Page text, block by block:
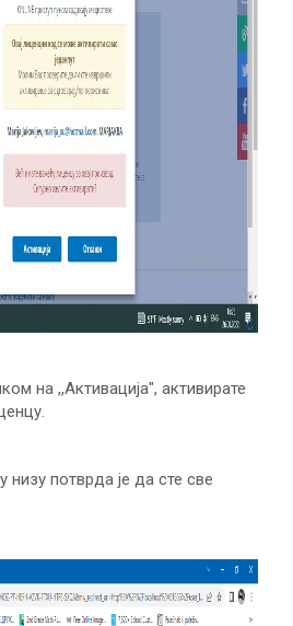
на ,,Активација", активирате
потврда је да сте све